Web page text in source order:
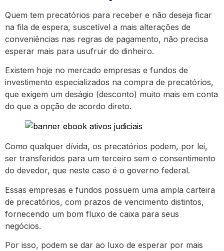
Quem tem precatórios para receber e não deseja ficar
na fila de espera, suscetível a mais alterações de
conveniências nas regras de pagamento, não precisa
esperar mais para usufruir do dinheiro.
Existem hoje no mercado empresas e fundos de
investimento especializados na compra de precatórios,
que exigem um deságio (desconto) muito mais em conta
do que a opção de acordo direto.
Como qualquer dívida, os precatórios podem, por lei,
ser transferidos para um terceiro sem o consentimento
do devedor, que neste caso é o governo federal.
Essas empresas e fundos possuem uma ampla carteira
de precatórios, com prazos de vencimento distintos,
fornecendo um bom fluxo de caixa para seus
negócios.
Por isso, podem se dar ao luxo de esperar por mais